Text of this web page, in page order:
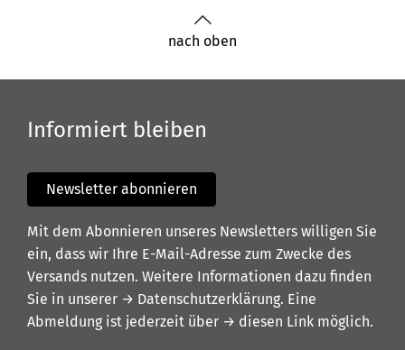
nach oben
Informiert bleiben
Newsletter abonnieren
Mit dem Abonnieren unseres Newsletters willigen Sie
ein, dass wir Ihre E-Mail-Adresse zum Zwecke des
Versands nutzen. Weitere Informationen dazu finden
Sie in unserer → Datenschutzerklärung. Eine
Abmeldung ist jederzeit über → diesen Link möglich.